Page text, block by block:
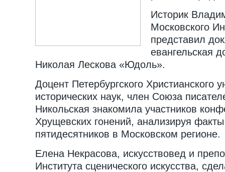
Историк
Московского
представил
евангельская
Николая Лескова «Юдоль».
Доцент Петербургского Христианского
исторических наук, член Союза
Никольская знакомила участников
Хрущевских гонений, анализируя
пятидесятников в Московском регионе.
Елена Некрасова, искусствовед и
Института сценического искусства,